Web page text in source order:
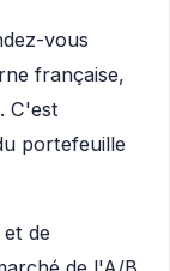
vous
française,
C'est
portefeuille
de